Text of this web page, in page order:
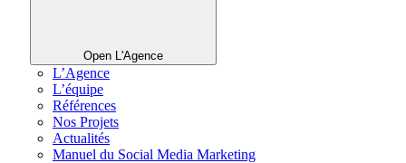
Open L'Agence
L’Agence
L’équipe
Références
Nos Projets
Actualités
Manuel du Social Media Marketing